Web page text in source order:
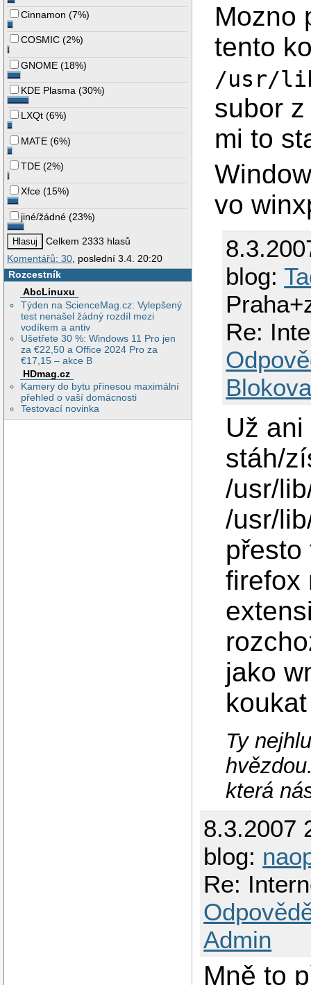
Cinnamon (7%)
COSMIC (2%)
GNOME (18%)
KDE Plasma (30%)
LXQt (6%)
MATE (6%)
TDE (2%)
Xfce (15%)
jiné/žádné (23%)
Celkem 2333 hlasů
Komentářů: 30, poslední 3.4. 20:20
Rozcestník
AbcLinuxu
Týden na ScienceMag.cz: Vylepšený
test nenašel žádný rozdíl mezi
vodíkem a antiv
Ušetřete 30 %: Windows 11 Pro jen
za €22,50 a Office 2024 Pro za
€17,15 – akce B
HDmag.cz
Kamery do bytu přinesou maximální
přehled o vaší domácnosti
Testovací novinka
Mozno
tento
/usr/
subor
mi to
vo
blog:
Re:
Už
stáh/
/usr/
/usr/
firefox
jako
Ty
která
8.3.2007
blog:
Re:
Admin
Mně to